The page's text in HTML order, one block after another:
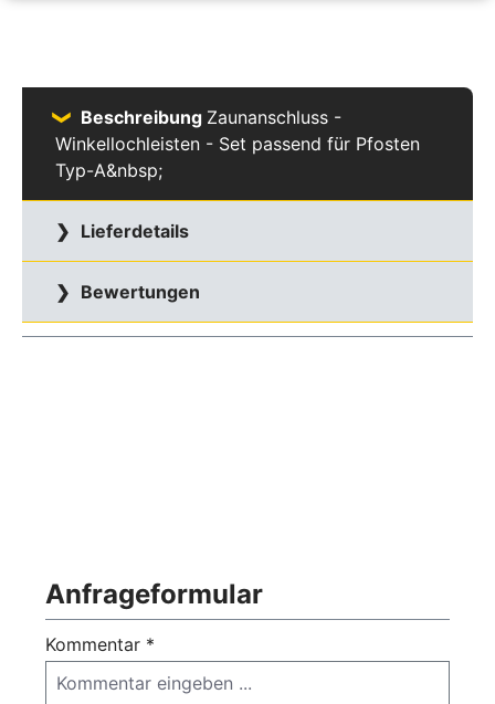
Beschreibung Zaunanschluss -
Winkellochleisten - Set passend für Pfosten
Typ-A&nbsp;
Lieferdetails
Bewertungen
Anfrageformular
Kommentar *